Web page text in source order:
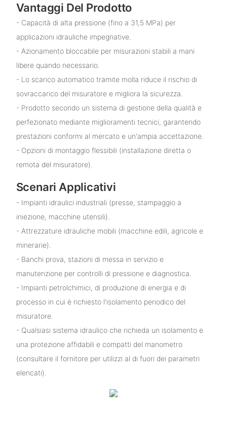
Vantaggi Del Prodotto
- Capacità di alta pressione (fino a 31,5 MPa) per
applicazioni idrauliche impegnative.
- Azionamento bloccabile per misurazioni stabili a mani
libere quando necessario.
- Lo scarico automatico tramite molla riduce il rischio di
sovraccarico del misuratore e migliora la sicurezza.
- Prodotto secondo un sistema di gestione della qualità e
perfezionato mediante miglioramenti tecnici, garantendo
prestazioni conformi al mercato e un'ampia accettazione.
- Opzioni di montaggio flessibili (installazione diretta o
remota del misuratore).
Scenari Applicativi
- Impianti idraulici industriali (presse, stampaggio a
iniezione, macchine utensili).
- Attrezzature idrauliche mobili (macchine edili, agricole e
minerarie).
- Banchi prova, stazioni di messa in servizio e
manutenzione per controlli di pressione e diagnostica.
- Impianti petrolchimici, di produzione di energia e di
processo in cui è richiesto l'isolamento periodico del
misuratore.
- Qualsiasi sistema idraulico che richieda un isolamento e
una protezione affidabili e compatti del manometro
(consultare il fornitore per utilizzi al di fuori dei parametri
elencati).